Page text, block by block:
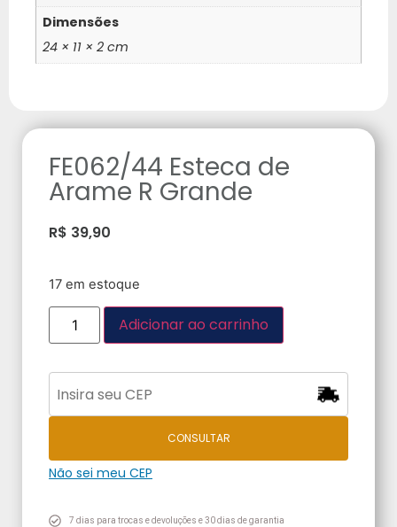
Dimensões
24 × 11 × 2 cm
FE062/44 Esteca de
Arame R Grande
R$ 39,90
17 em estoque
Adicionar ao carrinho
CONSULTAR
Não sei meu CEP
7 dias para trocas e devoluções e 30 dias de garantia